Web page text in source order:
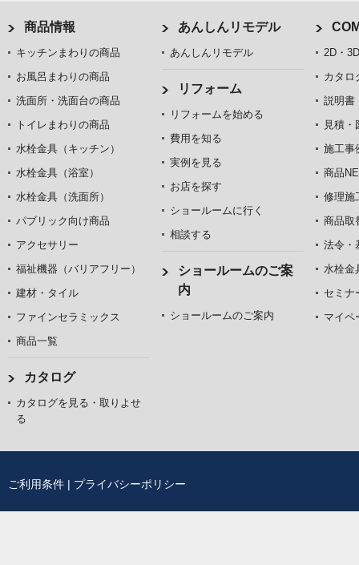
商品情報
キッチンまわりの商品
お風呂まわりの商品
洗面所・洗面台の商品
トイレまわりの商品
水栓金具（キッチン）
水栓金具（浴室）
水栓金具（洗面所）
パブリック向け商品
アクセサリー
福祉機器（バリアフリー）
建材・タイル
ファインセラミックス
商品一覧
カタログ
カタログを見る・取りよせ
る
あんしんリモデル
あんしんリモデル
リフォーム
リフォームを始める
費用を知る
実例を見る
お店を探す
ショールームに行く
相談する
ショールームのご案
内
ショールームのご案内
2D・
カタロ
説明書
見積・
施工事
商品
修理施
商品取
法令・
水栓金
セミナ
マイペ
ご利用条件 | プライバシーポリシー